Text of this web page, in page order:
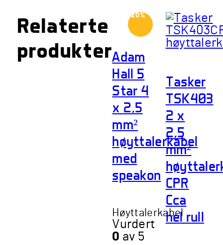
Relaterte
produkter
-20%
Adam
Hall 5
Star 4
x 2,5
mm²
høyttalerkabel
med
speakon
Høyttalerkabel
Vurdert
0 av 5
Tasker
TSK403
2 x
2,5
mm²
CPR
Cca
hel rull